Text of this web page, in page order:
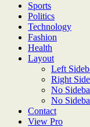
Sports
Politics
Technology
Fashion
Health
Layout
Left
Right
No
No
Contact
View Pro